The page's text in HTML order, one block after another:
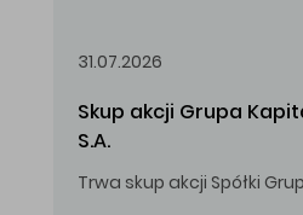
31.07.2026
Skup akcji Grupa
S.A.
Trwa skup akcji Spółki